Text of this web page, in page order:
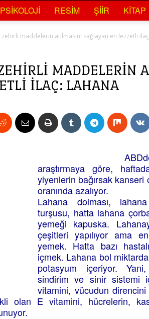
PSIKOLOJI RESIM ŞIIR KITAP
maddelerin atılmasını sağlayan en lezzetli
MADDELERIN
ILAÇ: LAHANA
araştırmaya göre,
yiyenlerin bağırsak
oranında azalıyor.
Lahana dolması,
turşusu, hatta lahana
yemeği kapuska.
çeşitleri yapılıyor ama
yemek. Hatta bazı
içmek. Lahana bol
potasyum içeriyor.
sindirim ve sinir sistemi
vitamini, vücudun
olan E vitamini, hücrelerin,